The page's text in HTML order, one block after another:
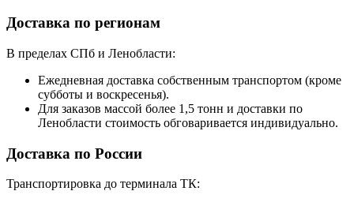
Доставка по регионам
В пределах СПб и Ленобласти:
Ежедневная доставка собственным транспортом (кроме
субботы и воскресенья).
Для заказов массой более 1,5 тонн и доставки по
Ленобласти стоимость обговаривается индивидуально.
Доставка по России
Транспортировка до терминала ТК: